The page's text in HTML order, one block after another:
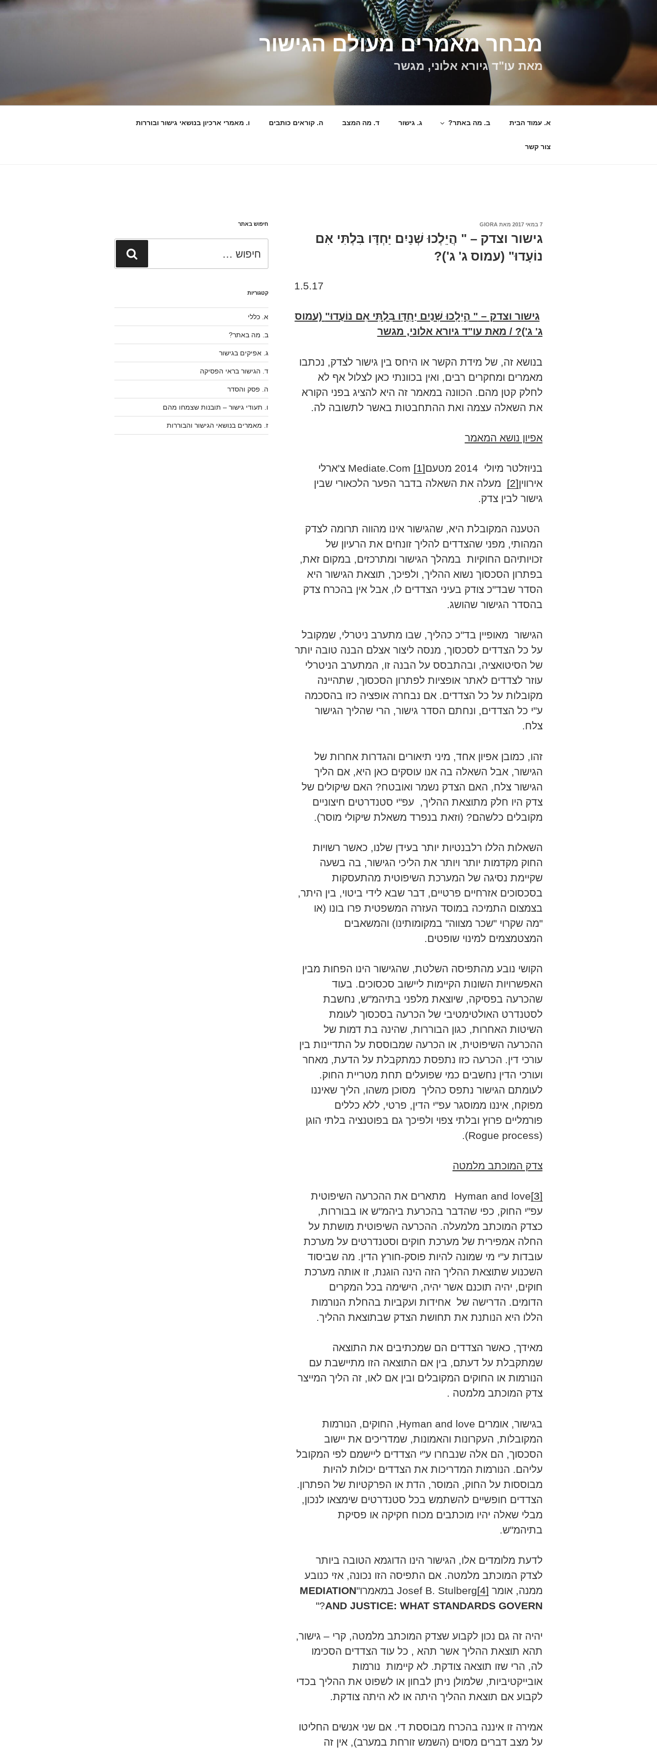
מבחר מאמרים מעולם הגישור
מאת עו"ד גיורא אלוני, מגשר
א. עמוד הבית ב. מה באתר? ג. גישור ד. מה המצב ה. קוראים כותבים ו. מאמרי ארכיון בנושאי גישור ובוררות
צור קשר
פורסם
7 במאי 2017 מאת GIORA
גישור וצדק – " הֲיֵלְכוּ שְׁנַיִם יַחְדָּו בִּלְתִּי אִם
נוֹעָדוּ" (עמוס ג' ג')?
1.5.17
גישור וצדק – " הֲיֵלְכוּ שְׁנַיִם יַחְדָּו בִּלְתִּי אִם נוֹעָדוּ" (עמוס
ג' ג')? / מאת עו"ד גיורא אלוני, מגשר
בנושא זה, של מידת הקשר או היחס בין גישור לצדק, נכתבו
מאמרים ומחקרים רבים, ואין בכוונתי כאן לצלול אף לא
לחלק קטן מהם. הכוונה במאמר זה היא להציג בפני הקורא
את השאלה עצמה ואת ההתחבטות באשר לתשובה לה.
אפיון נושא המאמר
בניוזלטר מיולי 2014 מטעםMediate.Com [1]
צ'ארלי
אירווין[2]
מעלה את השאלה בדבר הפער הלכאורי שבין
גישור לבין צדק.
הטענה המקובלת היא, שהגישור אינו מהווה תרומה לצדק
המהותי, מפני שהצדדים להליך זונחים את הרעיון של
זכויותיהם החוקיות במהלך הגישור ומתרכזים, במקום זאת,
בפתרון הסכסוך נשוא ההליך, ולפיכך, תוצאת הגישור היא
הסדר שבד"כ צודק בעיני הצדדים לו, אבל אין בהכרח צדק
בהסדר הגישור שהושג.
הגישור מאופיין בד"כ כהליך, שבו מתערב ניטרלי, שמקובל
על כל הצדדים לסכסוך, מנסה ליצור אצלם הבנה טובה יותר
של הסיטואציה, ובהתבסס על הבנה זו, המתערב הניטרלי
עוזר לצדדים לאתר אופציות לפתרון הסכסוך, שתהיינה
מקובלות על כל הצדדים. אם נבחרה אופציה כזו בהסכמה
ע"י כל הצדדים, ונחתם הסדר גישור, הרי שהליך הגישור
צלח.
זהו, כמובן אפיון אחד, מיני תיאורים והגדרות אחרות של
הגישור, אבל השאלה בה אנו עוסקים כאן היא, אם הליך
הגישור צלח, האם הצדק נשמר ואובטח? האם שיקולים של
צדק היו חלק מתוצאת ההליך, עפ"י סטנדרטים חיצוניים
מקובלים כלשהם? (וזאת בנפרד משאלת שיקולי מוסר).
השאלות הללו רלבנטיות יותר בעידן שלנו, כאשר רשויות
החוק מקדמות יותר ויותר את הליכי הגישור, בה בשעה
שקיימת נסיגה של המערכת השיפוטית מהתעסקות
בסכסוכים אזרחיים פרטיים, דבר שבא לידי ביטוי, בין היתר,
בצמצום התמיכה במוסד העזרה המשפטית פרו בונו (או
"מה שקרוי "שכר מצווה" במקומותינו) והמשאבים
המצטמצמים למינוי שופטים.
הקושי נובע מהתפיסה השלטת, שהגישור הינו הפחות מבין
האפשרויות השונות הקיימות ליישוב סכסוכים. בעוד
שהכרעה בפסיקה, שיוצאת מלפני בתיהמ"ש, נחשבת
לסטנדרט האולטימטיבי של הכרעה בסכסוך לעומת
השיטות האחרות, כגון הבוררות, שהינה בת דמות של
ההכרעה השיפוטית, או הכרעה שמבוססת על התדיינות בין
עורכי דין. הכרעה כזו נתפסת כמתקבלת על הדעת, מאחר
ועורכי הדין נחשבים כמי שפועלים תחת מטריית החוק.
לעומתם הגישור נתפס כהליך מסוכן משהו, הליך שאיננו
מפוקח, איננו ממוסגר עפ"י הדין, פרטי, ללא כללים
פורמליים פרוץ ובלתי צפוי ולפיכך גם בפוטנציה בלתי הוגן
(Rogue process).
צדק המוכתב מלמטה
[3]
Hyman and love מתארים את ההכרעה השיפוטית
עפ"י החוק, כפי שהדבר בהכרעת ביהמ"ש או בבוררות,
כצדק המוכתב מלמעלה. ההכרעה השיפוטית מושתת על
החלה אמפירית של מערכת חוקים וסטנדרטים על מערכת
עובדות ע"י מי שמונה להיות פוסק-חורץ הדין. מה שביסוד
השכנוע שתוצאת ההליך הזה הינה הוגנת, זו אותה מערכת
חוקים, יהיה תוכנם אשר יהיה, הישימה בכל המקרים
הדומים. הדרישה של אחידות ועקביות בהחלת הנורמות
הללו היא הנותנת את תחושת הצדק שבתוצאת ההליך.
מאידך, כאשר הצדדים הם שמכתיבים את התוצאה
שמתקבלת על דעתם, בין אם התוצאה הזו מתיישבת עם
הנורמות או החוקים המקובלים ובין אם לאו, זה הליך המייצר
צדק המוכתב מלמטה .
בגישור, אומרים Hyman and love, החוקים, הנורמות
המקובלות, העקרונות והאמונות, שמדריכים את יישוב
הסכסוך, הם אלה שנבחרו ע"י הצדדים ליישמם לפי המקובל
עליהם. הנורמות המדריכות את הצדדים יכולות להיות
מבוססות על החוק, המוסר, הדת או הפרקטיות של הפתרון.
הצדדים חופשיים להשתמש בכל סטנדרטים שימצאו לנכון,
מבלי שאלה יהיו מוכתבים מכוח חקיקה או פסיקת
בתיהמ"ש.
לדעת מלומדים אלו, הגישור הינו הדוגמא הטובה ביותר
לצדק המוכתב מלמטה. אם התפיסה הזו נכונה, אזי כנובע
ממנה, אומר Josef B. Stulberg [4] במאמרו"MEDIATION
AND JUSTICE: WHAT STANDARDS GOVERN
?"
יהיה זה גם נכון לקבוע שצדק המוכתב מלמטה, קרי – גישור,
תהא תוצאת ההליך אשר תהא , כל עוד הצדדים הסכימו
לה, הרי שזו תוצאה צודקת. לא קיימות נורמות
אובייקטיביות, שלמולן ניתן לבחון או לשפוט את ההליך בכדי
לקבוע אם תוצאת ההליך היתה או לא היתה צודקת.
אמירה זו איננה בהכרח מבוססת די. אם שני אנשים החליטו
על מצב דברים מסוים (השמש זורחת במערב), אין זה
חיפוש באתר
חיפוש
קטגוריות
א. כללי
ב. מה באתר?
ג. אפיקים בגישור
ד. הגישור בראי הפסיקה
ה. פסק והסדר
ו. תעודי גישור – תובנות שצמחו מהם
ז. מאמרים בנושאי הגישור והבוררות